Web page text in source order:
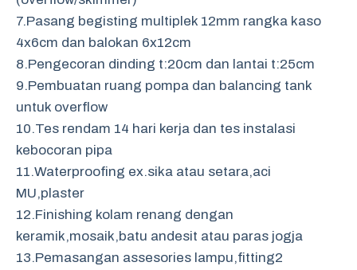
7.Pasang begisting multiplek 12mm rangka kaso
4x6cm dan balokan 6x12cm
8.Pengecoran dinding t:20cm dan lantai t:25cm
9.Pembuatan ruang pompa dan balancing tank
untuk overflow
10.Tes rendam 14 hari kerja dan tes instalasi
kebocoran pipa
11.Waterproofing ex.sika atau setara,aci
MU,plaster
12.Finishing kolam renang dengan
keramik,mosaik,batu andesit atau paras jogja
13.Pemasangan assesories lampu,fitting2